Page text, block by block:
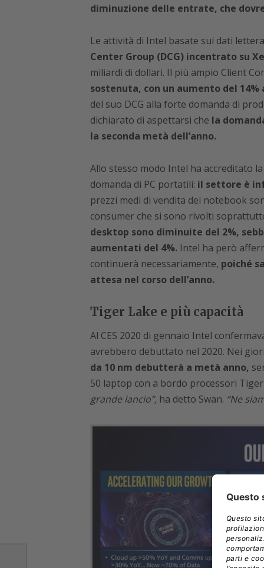
diminuzione delle entrate, che
Le attività di Intel basate sui dati
Center Group (DCG) incentrato su
miliardi di dollari. Il più ampio Client
sostenuta, con un aumento del
del suo DCG alla forte domanda di
dichiarato di aspettarsi che la
la seconda metà dell’anno.
Allo stesso modo Intel ha accreditato
domanda di PC portatili: il settore è
prezzi medi di vendita dei notebook
consumer che si sono rivolti
desktop sono diminuite del 2%,
aumentati del 4%.Intel ha però
continuerà necessariamente, poiché
attesa nel corso dell’anno.
Tiger Lake e più capacità
Al CES 2020 di gennaio Intel
avrebbero debuttato nel 2020. Nei
da 10 nm debutterà a metà anno,
50 laptop con a bordo processori
grande lancio”, ha detto Swan. “Ne